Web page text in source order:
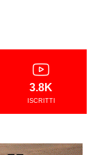
3.8K
ISCRITTI